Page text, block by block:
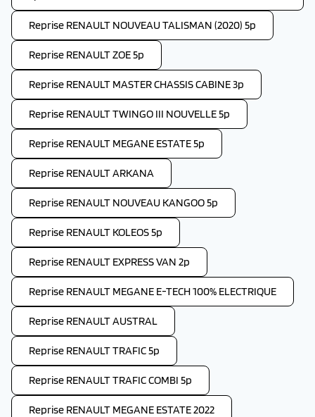
Reprise RENAULT NOUVEAU TALISMAN (2020) 5p
Reprise RENAULT ZOE 5p
Reprise RENAULT MASTER CHASSIS CABINE 3p
Reprise RENAULT TWINGO III NOUVELLE 5p
Reprise RENAULT MEGANE ESTATE 5p
Reprise RENAULT ARKANA
Reprise RENAULT NOUVEAU KANGOO 5p
Reprise RENAULT KOLEOS 5p
Reprise RENAULT EXPRESS VAN 2p
Reprise RENAULT MEGANE E-TECH 100% ELECTRIQUE
Reprise RENAULT AUSTRAL
Reprise RENAULT TRAFIC 5p
Reprise RENAULT TRAFIC COMBI 5p
Reprise RENAULT MEGANE ESTATE 2022